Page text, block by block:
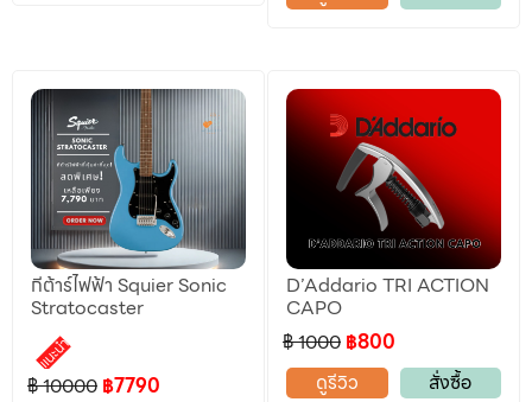
กีต้าร์ไฟฟ้า Squier Sonic
Stratocaster
แนะนำ
฿ 10000 ฿7790
D’Addario TRI ACTION
CAPO
฿ 1000 ฿800
ดูรีวิว
สั่งซื้อ